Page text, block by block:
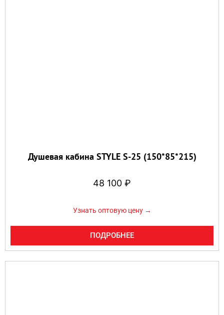
Душевая кабина STYLE S-25 (150*85*215)
48 100 ₽
Узнать оптовую цену →
ПОДРОБНЕЕ